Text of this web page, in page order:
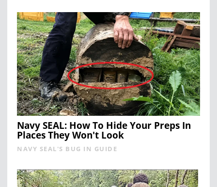
Navy SEAL: How To Hide Your Preps In
Places They Won't Look
NAVY SEAL'S BUG IN GUIDE